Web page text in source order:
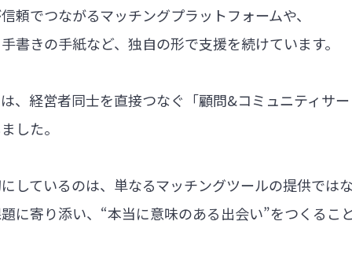
頼でつながるマッチングプラットフォームや、
書きの手紙など、独自の形で支援を続けています。
、経営者同士を直接つなぐ「顧問&コミュニティサ
した。
しているのは、単なるマッチングツールの提供では
に寄り添い、“本当に意味のある出会い”をつくるこ